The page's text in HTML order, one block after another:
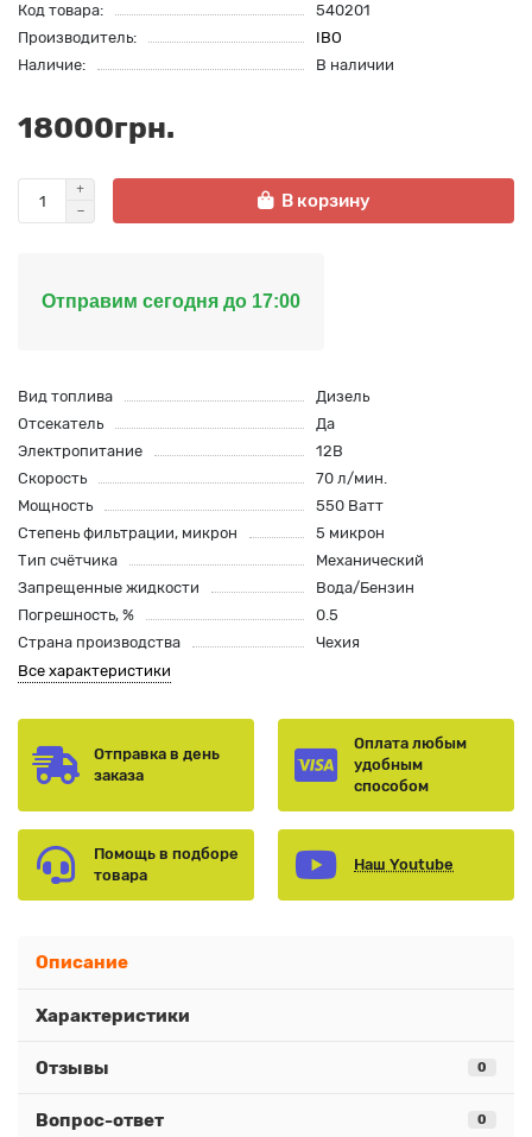
Код товара:
540201
Производитель:
IBO
Наличие:
В наличии
18000грн.
В корзину
Отправим сегодня до 17:00
Вид топлива
Дизель
Отсекатель
Да
Электропитание
12В
Скорость
70 л/мин.
Мощность
550 Ватт
Степень фильтрации, микрон
5 микрон
Тип счётчика
Механический
Запрещенные жидкости
Вода/Бензин
Погрешность, %
0.5
Страна производства
Чехия
Все характеристики
Отправка в день
заказа
Оплата любым
удобным
способом
Помощь в подборе
товара
Наш Youtube
Описание
Характеристики
Отзывы 0
Вопрос-ответ 0